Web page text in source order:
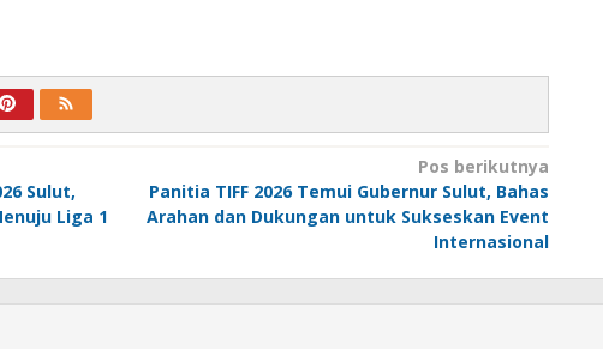
Sulut,
Liga 1
Pos berikutnya
Panitia TIFF 2026 Temui Gubernur Sulut, Bahas
Arahan dan Dukungan untuk Sukseskan Event
Internasional